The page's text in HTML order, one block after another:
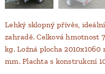
Lehký sklopný přívěs,
zahradě. Celková hmotnost
kg. Ložná plocha
mm. Plachta s konstrukcní